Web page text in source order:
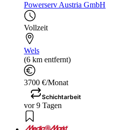
Powerserv Austria GmbH
Vollzeit
Wels
(6 km entfernt)
3700 €/Monat
Schichtarbeit
vor 9 Tagen